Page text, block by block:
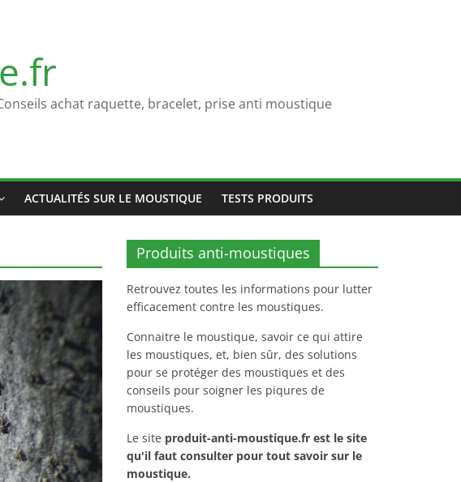
achat raquette, bracelet, prise anti moustique
ACTUALITÉS SUR LE MOUSTIQUE TESTS PRODUITS
Produits anti-moustiques
Retrouvez toutes les informations pour lutter
efficacement contre les moustiques.
Connaitre le moustique, savoir ce qui attire
les moustiques, et, bien sûr, des solutions
pour se protéger des moustiques et des
conseils pour soigner les piqures de
moustiques.
Le site produit-anti-moustique.fr est le site
qu'il faut consulter pour tout savoir sur le
moustique.